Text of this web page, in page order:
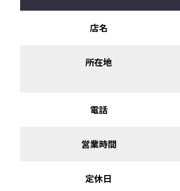
店名
所在地
電話
営業時間
定休日